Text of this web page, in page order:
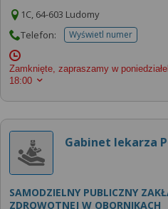
1C, 64-603 Ludomy
Telefon:
Wyświetl numer
telefonu do
Zamknięte, zapraszamy w
18:00
Gabinet lekarza
SAMODZIELNY PUBLICZNY
ZDROWOTNEJ W OBORNIKACH